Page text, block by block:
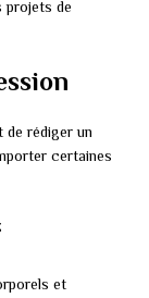
projets de
rédiger un
certaines
et